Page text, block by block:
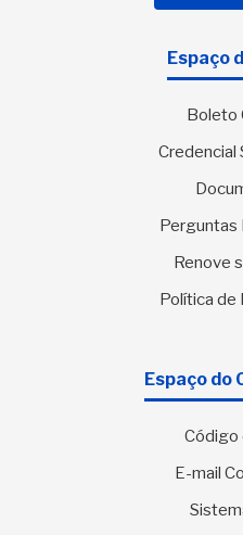
Espaço
Boleto
Credencial
Perguntas
Renove
Política de
Espaço do
Código
E-mail